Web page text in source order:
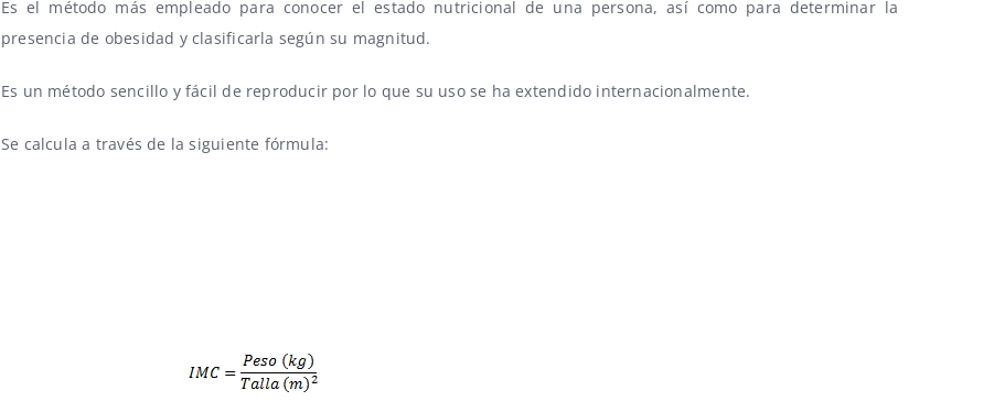
Es el método más empleado para conocer el estado nutricional de una persona, así como para determinar la
presencia de obesidad y clasificarla según su magnitud.
Es un método sencillo y fácil de reproducir por lo que su uso se ha extendido internacionalmente.
Se calcula a través de la siguiente fórmula: